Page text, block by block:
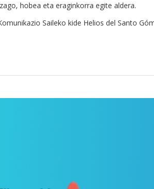
hobea eta eraginkorra egite aldera.
Saileko kide Helios del Santo